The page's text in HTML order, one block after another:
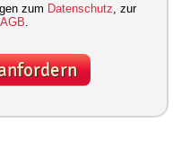
zum Datenschutz , zur
AGB.